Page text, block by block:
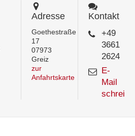
Adresse
Goethestraße
17
07973
Greiz
zur
Anfahrtskarte
Kontakt
+49
3661
2624
E-
Mail